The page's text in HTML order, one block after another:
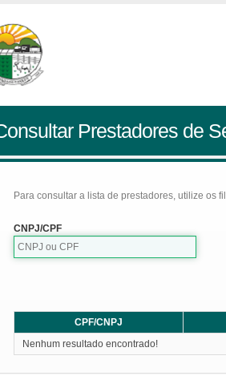
Prestadores de
Para consultar a lista de prestadores, utilize os
CNPJ/CPF
CPF/CNPJ
Nenhum resultado encontrado!